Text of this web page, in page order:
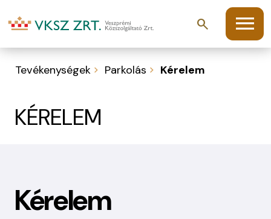
search menu
Tevékenységek Parkolás Kérelem
KÉRELEM
Kérelem